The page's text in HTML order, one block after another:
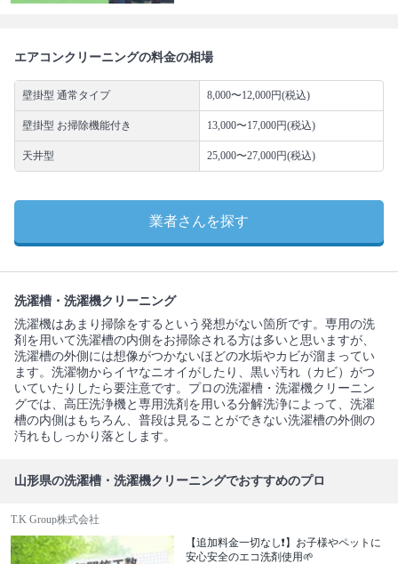
エアコンクリーニングの料金の相場
壁掛型 通常タイプ 8,000〜12,000円(税込)
壁掛型 お掃除機能付き 13,000〜17,000円(税込)
天井型 25,000〜27,000円(税込)
業者さんを探す
洗濯槽・洗濯機クリーニング
洗濯機はあまり掃除をするという発想がない箇所です。専用の洗
剤を用いて洗濯槽の内側をお掃除される方は多いと思いますが、
洗濯槽の外側には想像がつかないほどの水垢やカビが溜まってい
ます。洗濯物からイヤなニオイがしたり、黒い汚れ（カビ）がつ
いていたりしたら要注意です。プロの洗濯槽・洗濯機クリーニン
グでは、高圧洗浄機と専用洗剤を用いる分解洗浄によって、洗濯
槽の内側はもちろん、普段は見ることができない洗濯槽の外側の
汚れもしっかり落とします。
山形県の洗濯槽・洗濯機クリーニングでおすすめのプロ
T.K Group株式会社
【追加料金一切なし❗️】お子様やペットに
安心安全のエコ洗剤使用🌱